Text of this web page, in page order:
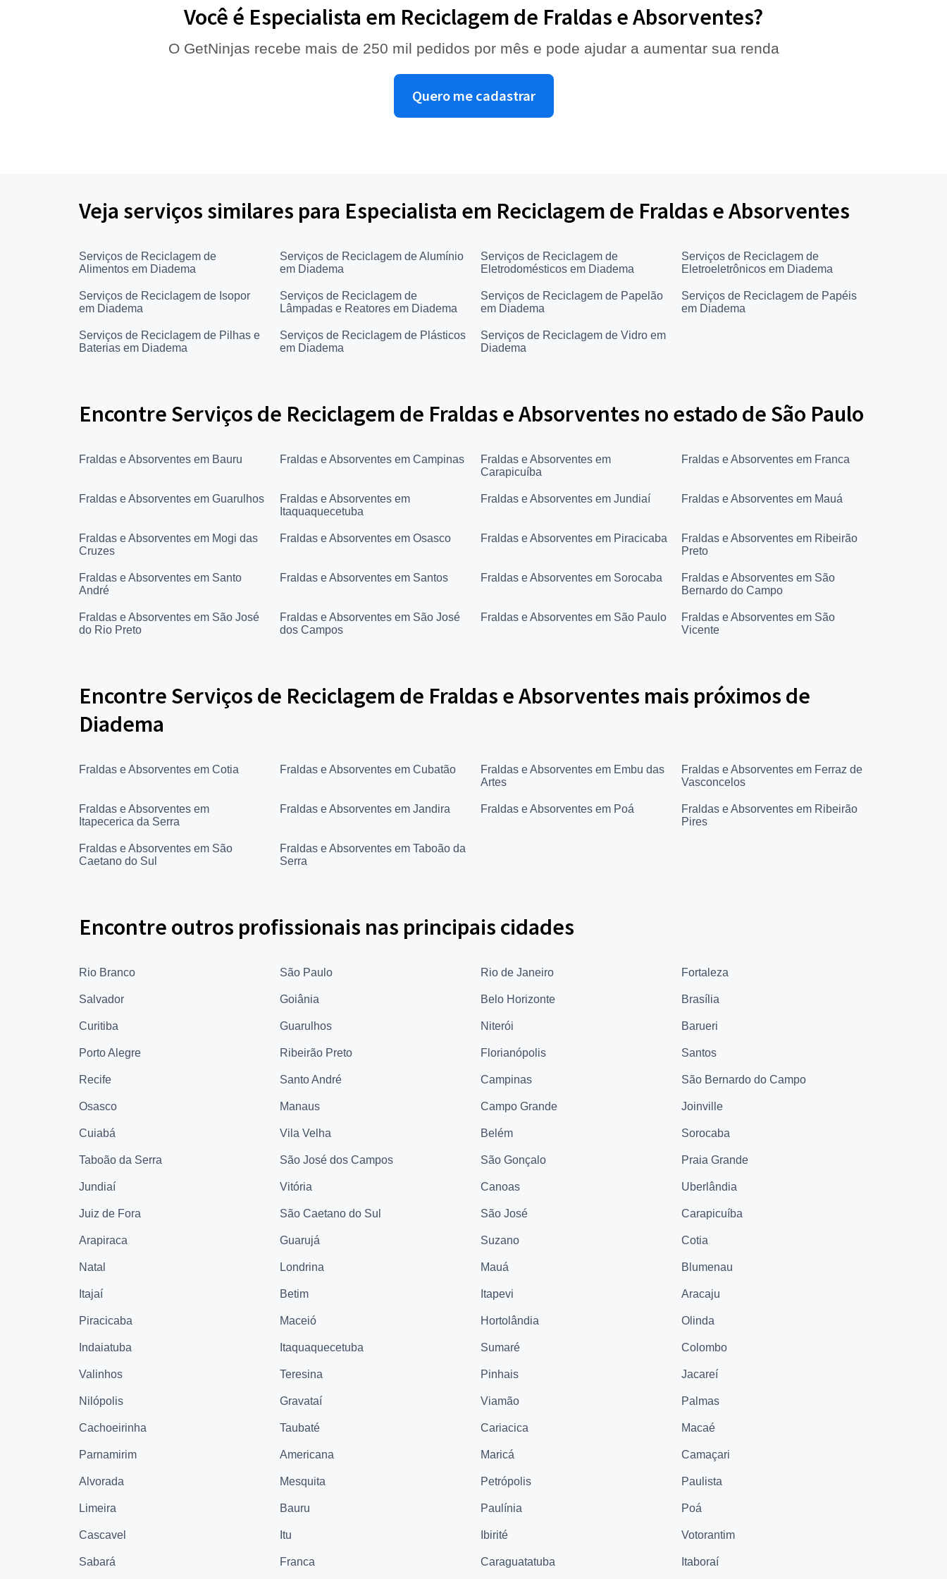
Você é Especialista em Reciclagem de Fraldas e Absorventes?
O GetNinjas recebe mais de 250 mil pedidos por mês e pode ajudar a aumentar sua renda
Quero me cadastrar
Veja serviços similares para Especialista em Reciclagem de Fraldas e Absorventes
Serviços de Reciclagem de
Alimentos em Diadema
Serviços de Reciclagem de Alumínio
em Diadema
Serviços de Reciclagem de
Eletrodomésticos em Diadema
Serviços de Reciclagem de
Eletroeletrônicos em Diadema
Serviços de Reciclagem de Isopor
em Diadema
Serviços de Reciclagem de
Lâmpadas e Reatores em Diadema
Serviços de Reciclagem de Papelão
em Diadema
Serviços de Reciclagem de Papéis
em Diadema
Serviços de Reciclagem de Pilhas e
Baterias em Diadema
Serviços de Reciclagem de Plásticos
em Diadema
Serviços de Reciclagem de Vidro em
Diadema
Encontre Serviços de Reciclagem de Fraldas e Absorventes no estado de São Paulo
Fraldas e Absorventes em Bauru Fraldas e Absorventes em Campinas
Fraldas e Absorventes em
Carapicuíba
Fraldas e Absorventes em Franca
Fraldas e Absorventes em Guarulhos
Fraldas e Absorventes em
Itaquaquecetuba
Fraldas e Absorventes em Jundiaí Fraldas e Absorventes em Mauá
Fraldas e Absorventes em Mogi das
Cruzes
Fraldas e Absorventes em Osasco Fraldas e Absorventes em Piracicaba
Fraldas e Absorventes em Ribeirão
Preto
Fraldas e Absorventes em Santo
André
Fraldas e Absorventes em Santos Fraldas e Absorventes em Sorocaba
Fraldas e Absorventes em São
Bernardo do Campo
Fraldas e Absorventes em São José
do Rio Preto
Fraldas e Absorventes em São José
dos Campos
Fraldas e Absorventes em São Paulo
Fraldas e Absorventes em São
Vicente
Encontre Serviços de Reciclagem de Fraldas e Absorventes mais próximos de
Diadema
Fraldas e Absorventes em Cotia Fraldas e Absorventes em Cubatão
Fraldas e Absorventes em Embu das
Artes
Fraldas e Absorventes em Ferraz de
Vasconcelos
Fraldas e Absorventes em
Itapecerica da Serra
Fraldas e Absorventes em Jandira Fraldas e Absorventes em Poá
Fraldas e Absorventes em Ribeirão
Pires
Fraldas e Absorventes em São
Caetano do Sul
Fraldas e Absorventes em Taboão da
Serra
Encontre outros profissionais nas principais cidades
Rio Branco São Paulo Rio de Janeiro Fortaleza
Salvador Goiânia Belo Horizonte Brasília
Curitiba Guarulhos Niterói Barueri
Porto Alegre Ribeirão Preto Florianópolis Santos
Recife Santo André Campinas São Bernardo do Campo
Osasco Manaus Campo Grande Joinville
Cuiabá Vila Velha Belém Sorocaba
Taboão da Serra São José dos Campos São Gonçalo Praia Grande
Jundiaí Vitória Canoas Uberlândia
Juiz de Fora São Caetano do Sul São José Carapicuíba
Arapiraca Guarujá Suzano Cotia
Natal Londrina Mauá Blumenau
Itajaí Betim Itapevi Aracaju
Piracicaba Maceió Hortolândia Olinda
Indaiatuba Itaquaquecetuba Sumaré Colombo
Valinhos Teresina Pinhais Jacareí
Nilópolis Gravataí Viamão Palmas
Cachoeirinha Taubaté Cariacica Macaé
Parnamirim Americana Maricá Camaçari
Alvorada Mesquita Petrópolis Paulista
Limeira Bauru Paulínia Poá
Cascavel Itu Ibirité Votorantim
Sabará Franca Caraguatatuba Itaboraí